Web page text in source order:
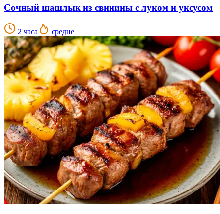
Сочный шашлык из свинины с луком и уксусом
2 часа средне